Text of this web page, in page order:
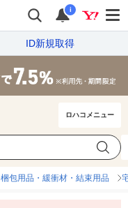
i
ID新規取得
ロハコメニュー
梱包用品・緩衝材・結束用品